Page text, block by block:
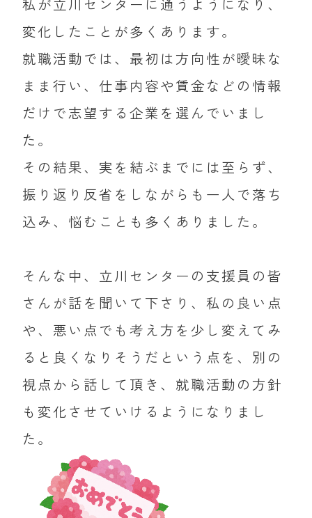
変化したことが多くあります。
就職活動では、最初は方向性が曖昧な
まま行い、仕事内容や賃金などの情報
だけで志望する企業を選んでいまし
た。
その結果、実を結ぶまでには至らず、
振り返り反省をしながらも一人で落ち
込み、悩むことも多くありました。
そんな中、立川センターの支援員の皆
さんが話を聞いて下さり、私の良い点
や、悪い点でも考え方を少し変えてみ
ると良くなりそうだという点を、別の
視点から話して頂き、就職活動の方針
も変化させていけるようになりまし
た。